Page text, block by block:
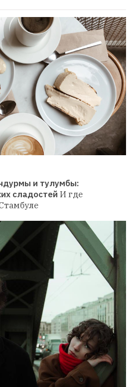
и тулумбы:
сладостей И где